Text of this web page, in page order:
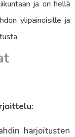
ja on hellä
ylipainoisille ja
:
harjoitusten